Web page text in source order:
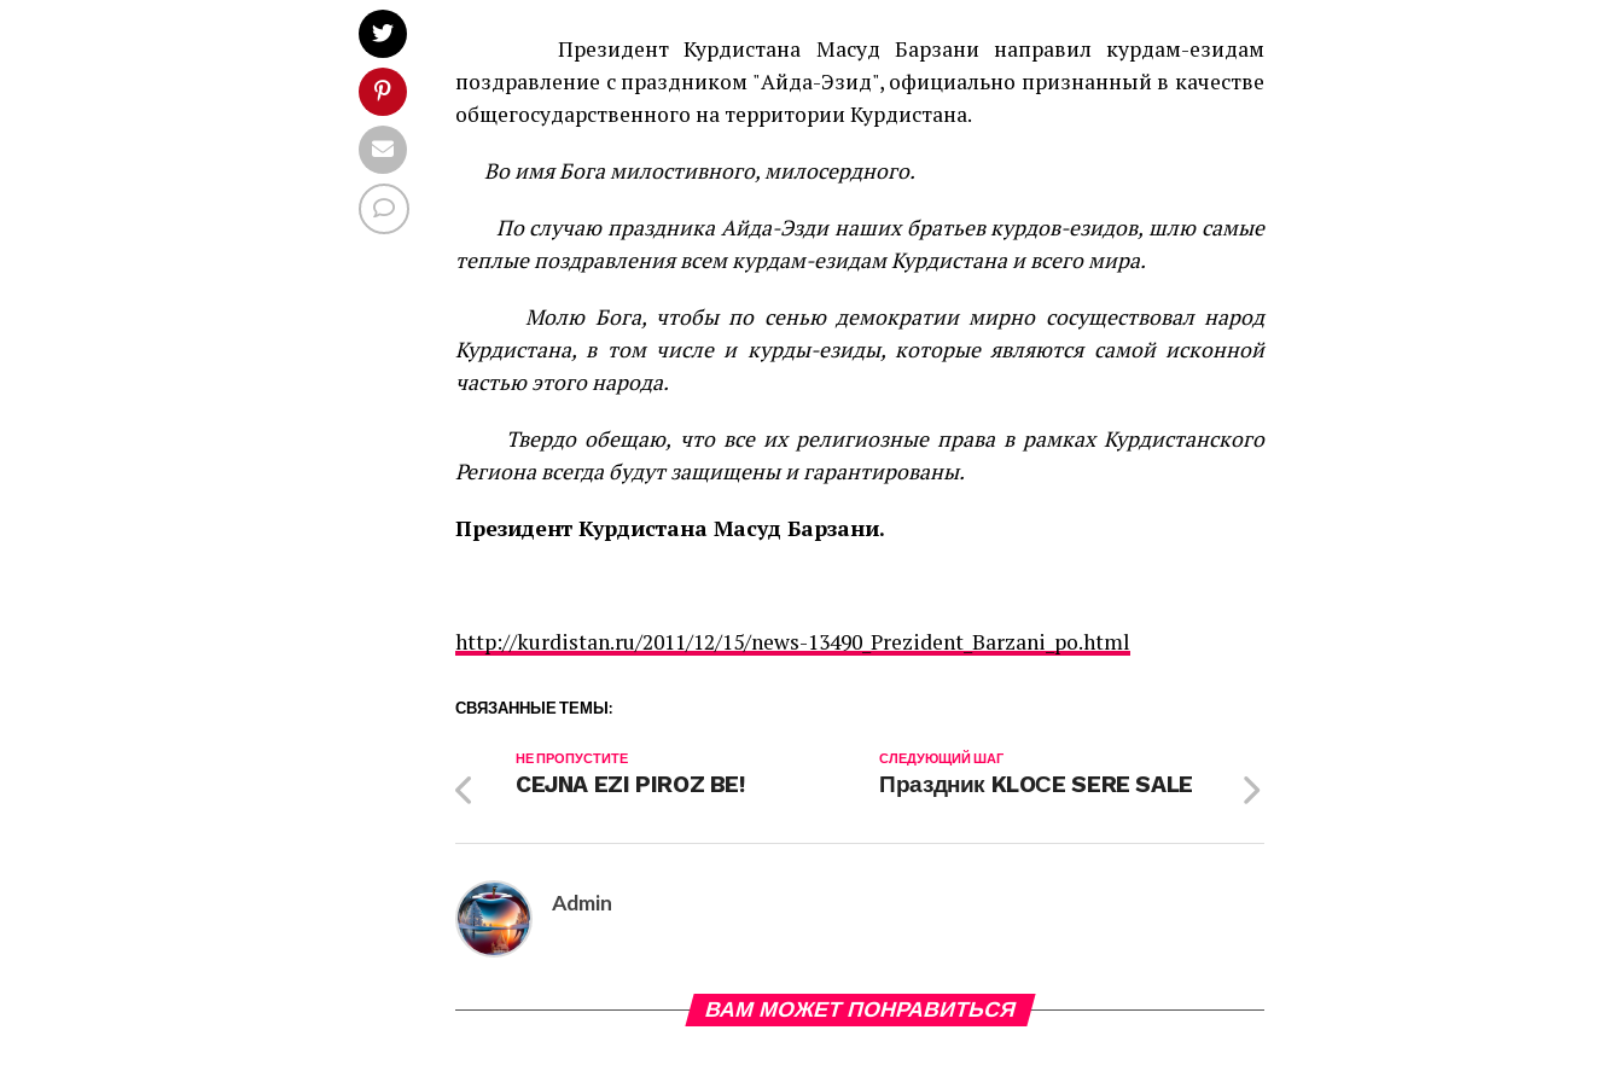
Президент Курдистана Масуд Барзани направил курдам-езидам
поздравление с праздником "Айда-Эзид", официально признанный в качестве
общегосударственного на территории Курдистана.
Во имя Бога милостивного, милосердного.
По случаю праздника Айда-Эзди наших братьев курдов-езидов, шлю самые
теплые поздравления всем курдам-езидам Курдистана и всего мира.
Молю Бога, чтобы по сенью демократии мирно сосуществовал народ
Курдистана, в том числе и курды-езиды, которые являются самой исконной
частью этого народа.
Твердо обещаю, что все их религиозные права в рамках Курдистанского
Региона всегда будут защищены и гарантированы.
Президент Курдистана Масуд Барзани.
http://kurdistan.ru/2011/12/15/news-13490_Prezident_Barzani_po.html
СВЯЗАННЫЕ ТЕМЫ:
СЛЕДУЮЩИЙ ШАГ
Праздник KLOСE SERE SALE
НЕ ПРОПУСТИТЕ
CEJNA EZI PIROZ BE!
Admin
ВАМ МОЖЕТ ПОНРАВИТЬСЯ